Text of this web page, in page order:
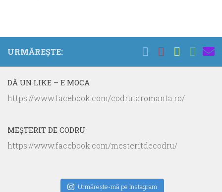
URMĂREȘTE:
DĂ UN LIKE – E MOCA
https://www.facebook.com/codrutaromanta.ro/
MEŞTERIT DE CODRU
https://www.facebook.com/mesteritdecodru/
Urmăreşte-mă pe Instagram